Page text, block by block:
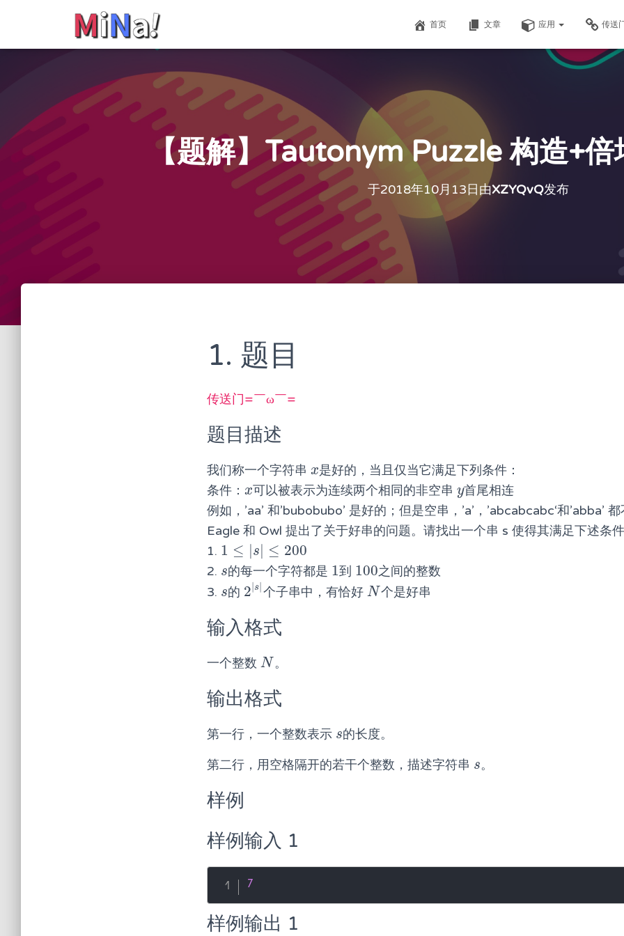
首页 文章 应用 传送
【题解】Tautonym Puzzle 构造+
于2018年10月13日由XZYQvQ发布
1. 题目
传送门=￣ω￣=
题目描述
我们称一个字符串 x
x是好的，当且仅当它满足下列条件：
条件： x
x可以被表示为连续两个相同的非空串 y
y首尾相连
例如，’aa’ 和’bubobubo’ 是好的；但是空串，’a’，’abcabcabc‘和’abba’
Eagle 和 Owl 提出了关于好串的问题。请找出一个串 s 使得其满足下述条
1. 1 ≤ s ≤ 200
1 ≤|s ≤200
2. s
s的每一个字符都是 1
1到 100
100之间的整数
3. s
s的 2|s|
2|s|个子串中，有恰好N
N 个是好串
输入格式
一个整数 N
N 。
输出格式
第一行，一个整数表示 s
s的长度。
第二行，用空格隔开的若干个整数，描述字符串 s
s。
样例
样例输入 1
7
样例输出 1